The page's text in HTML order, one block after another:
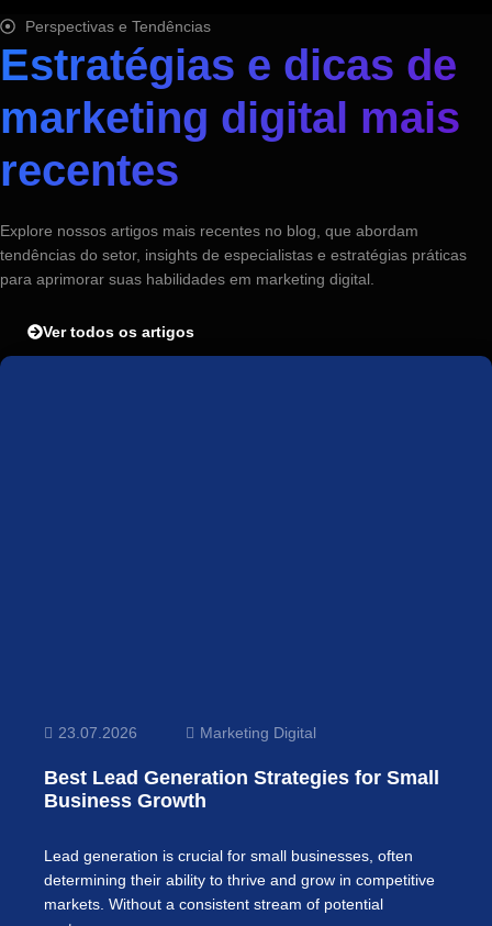
Perspectivas e Tendências
Estratégias e dicas de
marketing digital mais
recentes
Explore nossos artigos mais recentes no blog, que abordam
tendências do setor, insights de especialistas e estratégias práticas
para aprimorar suas habilidades em marketing digital.
Ver todos os artigos
23.07.2026 Marketing Digital
Best Lead Generation Strategies for Small
Business Growth
Lead generation is crucial for small businesses, often
determining their ability to thrive and grow in competitive
markets. Without a consistent stream of potential